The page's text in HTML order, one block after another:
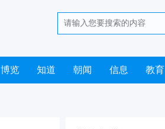
博览 知道 朝闻 信息 教育